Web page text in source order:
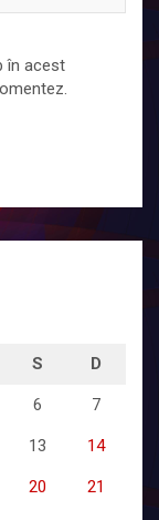
în acest
S D
6 7
13 14
20 21